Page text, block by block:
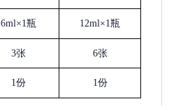
6ml×1瓶 12ml×1瓶
3张 6张
1份 1份